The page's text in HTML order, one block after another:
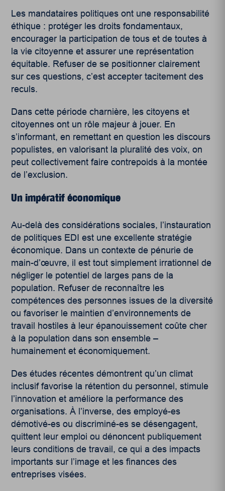
Les mandataires politiques ont une responsabilité
éthique : protéger les droits fondamentaux,
encourager la participation de tous et de toutes à
la vie citoyenne et assurer une représentation
équitable. Refuser de se positionner clairement
sur ces questions, c’est accepter tacitement des
reculs.
Dans cette période charnière, les citoyens et
citoyennes ont un rôle majeur à jouer. En
s’informant, en remettant en question les discours
populistes, en valorisant la pluralité des voix, on
peut collectivement faire contrepoids à la montée
de l’exclusion.
Un impératif économique
Au-delà des considérations sociales, l’instauration
de politiques EDI est une excellente stratégie
économique. Dans un contexte de pénurie de
main-d’œuvre, il est tout simplement irrationnel de
négliger le potentiel de larges pans de la
population. Refuser de reconnaître les
compétences des personnes issues de la diversité
ou favoriser le maintien d’environnements de
travail hostiles à leur épanouissement coûte cher
à la population dans son ensemble –
humainement et économiquement.
Des études récentes démontrent qu’un climat
inclusif favorise la rétention du personnel, stimule
l’innovation et améliore la performance des
organisations. À l’inverse, des employé-es
démotivé-es ou discriminé-es se désengagent,
quittent leur emploi ou dénoncent publiquement
leurs conditions de travail, ce qui a des impacts
importants sur l’image et les finances des
entreprises visées.